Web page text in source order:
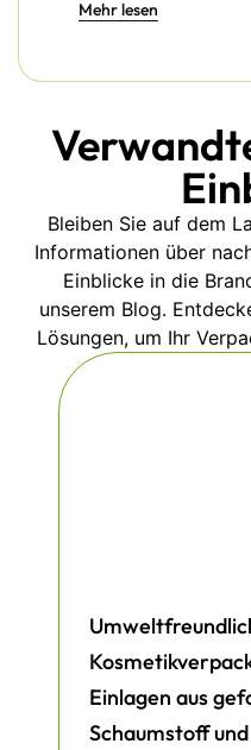
Mehr lesen
Bleiben Sie auf dem
Informationen über
Einblicke in die
unserem Blog.
Lösungen, um Ihr
Einlagen aus
Schaumstoff